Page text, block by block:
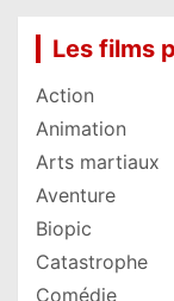
Les films
Action
Animation
Arts martiaux
Aventure
Biopic
Catastrophe
Comédie